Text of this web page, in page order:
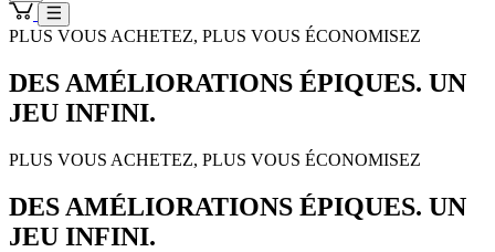
PLUS VOUS ACHETEZ, PLUS VOUS ÉCONOMISEZ
DES AMÉLIORATIONS ÉPIQUES. UN
JEU INFINI.
PLUS VOUS ACHETEZ, PLUS VOUS ÉCONOMISEZ
DES AMÉLIORATIONS ÉPIQUES. UN
JEU INFINI.